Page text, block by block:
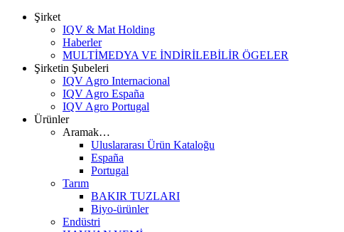
Şirket
IQV & Mat Holding
Haberler
MULTİMEDYA VE İNDİRİLEBİLİR ÖGELER
Şirketin Şubeleri
IQV Agro Internacional
IQV Agro España
IQV Agro Portugal
Ürünler
Aramak…
Uluslararası Ürün Kataloğu
España
Portugal
Tarım
BAKIR TUZLARI
Biyo-ürünler
Endüstri